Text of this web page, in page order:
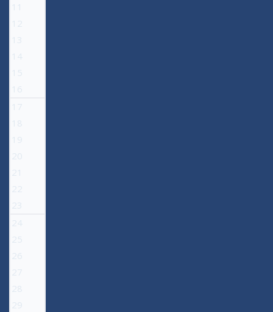
11
12
13
14
15
16
17
18
19
20
21
22
23
24
25
26
27
28
29